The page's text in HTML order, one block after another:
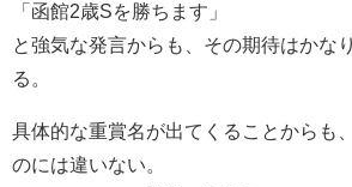
「函館2歳Sを勝ちます」
と強気な発言からも、その期待はかな
る。
具体的な重賞名が出てくることからも
のには違いない。